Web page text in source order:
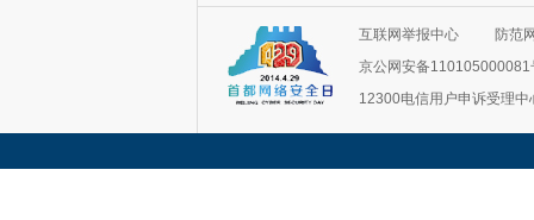
互联网举报中心
防范
京公网安备110105000081
12300电信用户申诉受理中